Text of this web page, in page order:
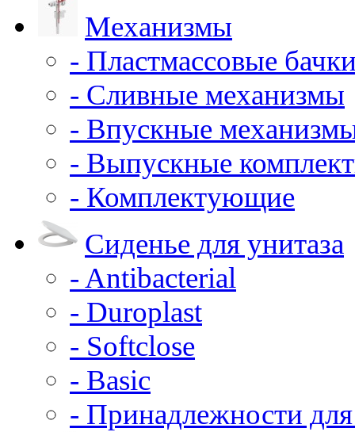
Механизмы
- Пластмассовые
- Сливные механизмы
- Впускные
- Выпускные
- Комплектующие
Сиденье для унитаза
- Antibacterial
- Duroplast
- Softclose
- Basic
- Принадлежности